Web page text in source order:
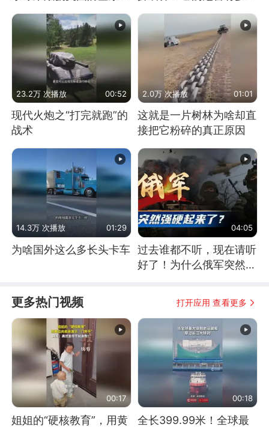
的
大？
23.2万 次播放 00:52
现代火炮之“打完就跑”的
战术
2.0万 次播放 01:01
这就是一片树林为啥却直
接把它粉碎的真正原因
14.3万 次播放 01:29
为啥国外这么多长头卡车
04:05
过去谁都不听，现在请听
好了！为什么俄军突然强
更多热门视频 打开应用 查看更多
00:17
姐姐的“硬核教育”，用黄
00:18
全长399.99米！全球最